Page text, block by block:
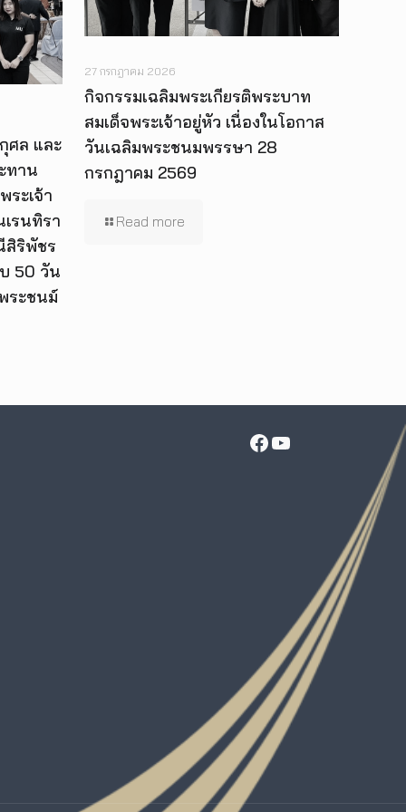
ศล และ
ทาน
ระเจ้า
รนทิรา
สิริพัชร
50 วัน
ระชนม์
27 กรกฎาคม 2026
กิจกรรมเฉลิมพระเกียรติพระบาท
สมเด็จพระเจ้าอยู่หัว เนื่องในโอกาส
วันเฉลิมพระชนมพรรษา 28
กรกฎาคม 2569
Read more
Facebook YouTube